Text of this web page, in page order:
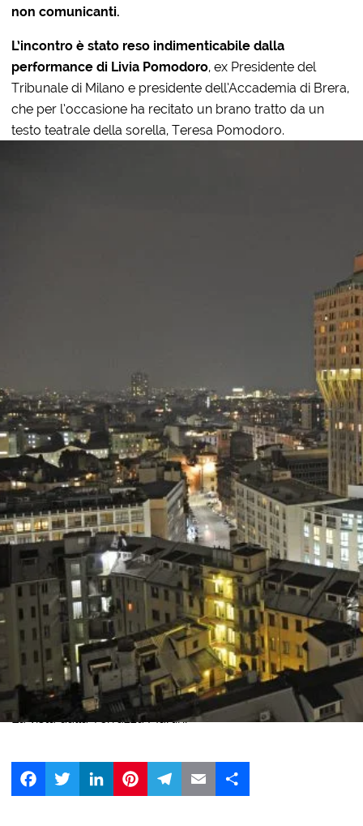
non comunicanti.
L’incontro è stato reso indimenticabile dalla
performance di Livia Pomodoro, ex Presidente del
Tribunale di Milano e presidente dell’Accademia di Brera,
che per l’occasione ha recitato un brano tratto da un
testo teatrale della sorella, Teresa Pomodoro.
La vista dalla Terrazza Martini
FacebookTwitter LinkedIn